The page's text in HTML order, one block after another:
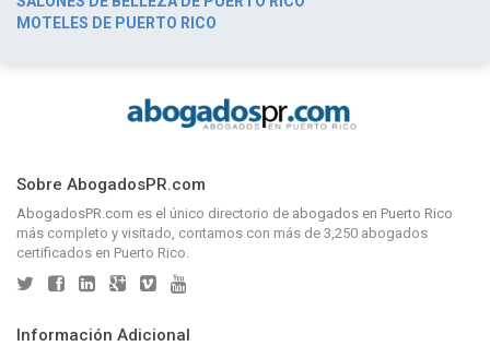
MOTELES DE PUERTO RICO
Sobre AbogadosPR.com
AbogadosPR.com es el único directorio de abogados en Puerto Rico
más completo y visitado, contamos con más de 3,250 abogados
certificados en Puerto Rico.
Información Adicional